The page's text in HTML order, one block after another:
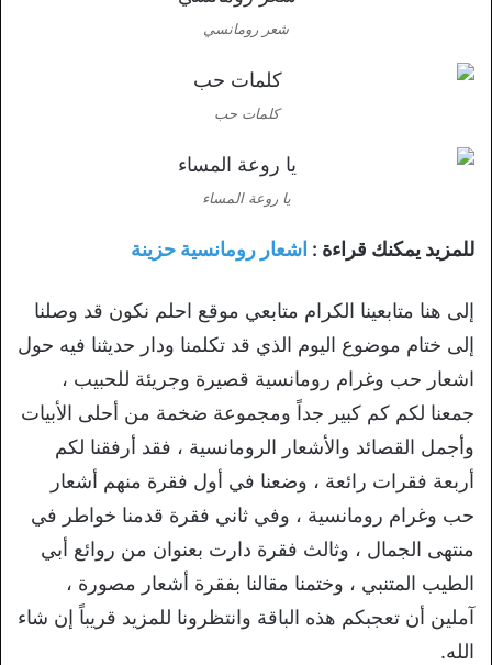
شعر رومانسي
كلمات حب
يا روعة المساء
للمزيد يمكنك قراءة : اشعار رومانسية حزينة
إلى هنا متابعينا الكرام متابعي موقع احلم نكون قد وصلنا
إلى ختام موضوع اليوم الذي قد تكلمنا ودار حديثنا فيه حول
اشعار حب وغرام رومانسية قصيرة وجريئة للحبيب ،
جمعنا لكم كم كبير جداً ومجموعة ضخمة من أحلى الأبيات
وأجمل القصائد والأشعار الرومانسية ، فقد أرفقنا لكم
أربعة فقرات رائعة ، وضعنا في أول فقرة منهم أشعار
حب وغرام رومانسية ، وفي ثاني فقرة قدمنا خواطر في
منتهى الجمال ، وثالث فقرة دارت بعنوان من روائع أبي
الطيب المتنبي ، وختمنا مقالنا بفقرة أشعار مصورة ،
آملين أن تعجبكم هذه الباقة وانتظرونا للمزيد قريباً إن شاء
الله.